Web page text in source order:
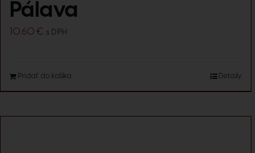
Pálava
10.60€ s DPH
Pridať do košíka Detaily